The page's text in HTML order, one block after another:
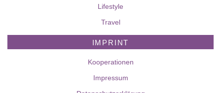
Lifestyle
Travel
IMPRINT
Kooperationen
Impressum